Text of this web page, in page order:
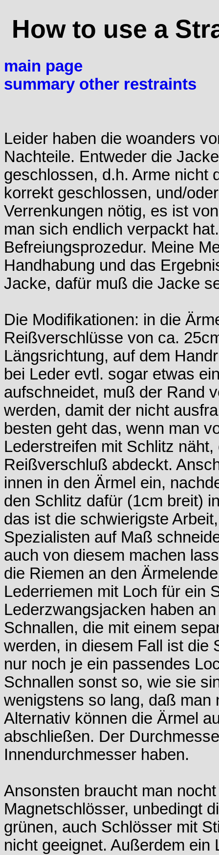
How to use a
main page
summary other restraints
Leider haben die woanders
Nachteile. Entweder die
geschlossen, d.h. Arme nicht
korrekt geschlossen, und/
Verrenkungen nötig, es ist
man sich endlich verpackt
Befreiungsprozedur. Meine
Handhabung und das
Jacke, dafür muß die Jacke
Die Modifikationen: in die
Reißverschlüsse von ca.
Längsrichtung, auf dem
bei Leder evtl. sogar etwas
aufschneidet, muß der Rand
werden, damit der nicht
besten geht das, wenn man
Lederstreifen mit Schlitz
Reißverschluß abdeckt.
innen in den Ärmel ein,
den Schlitz dafür (1cm breit)
das ist die schwierigste
Spezialisten auf Maß
auch von diesem machen
die Riemen an den
Lederriemen mit Loch für ein
Lederzwangsjacken haben
Schnallen, die mit einem
werden, in diesem Fall ist die
nur noch je ein passendes
Schnallen sonst so, wie sie
wenigstens so lang, daß man
Alternativ können die Ärmel
abschließen. Der
Innendurchmesser haben.
Ansonsten braucht man
Magnetschlösser, unbedingt
grünen, auch Schlösser mit
nicht geeignet. Außerdem